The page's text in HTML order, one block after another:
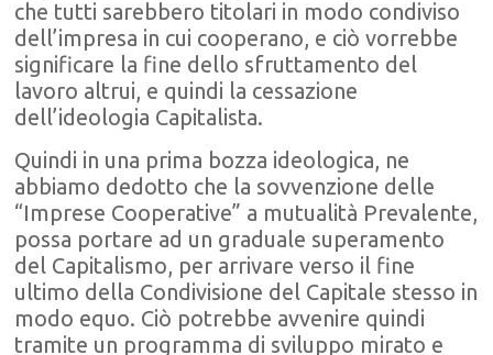
che tutti sarebbero titolari in modo condiviso
dell’impresa in cui cooperano, e ciò vorrebbe
significare la fine dello sfruttamento del
lavoro altrui, e quindi la cessazione
dell’ideologia Capitalista.
Quindi in una prima bozza ideologica, ne
abbiamo dedotto che la sovvenzione delle
“Imprese Cooperative” a mutualità Prevalente,
possa portare ad un graduale superamento
del Capitalismo, per arrivare verso il fine
ultimo della Condivisione del Capitale stesso in
modo equo. Ciò potrebbe avvenire quindi
tramite un programma di sviluppo mirato e